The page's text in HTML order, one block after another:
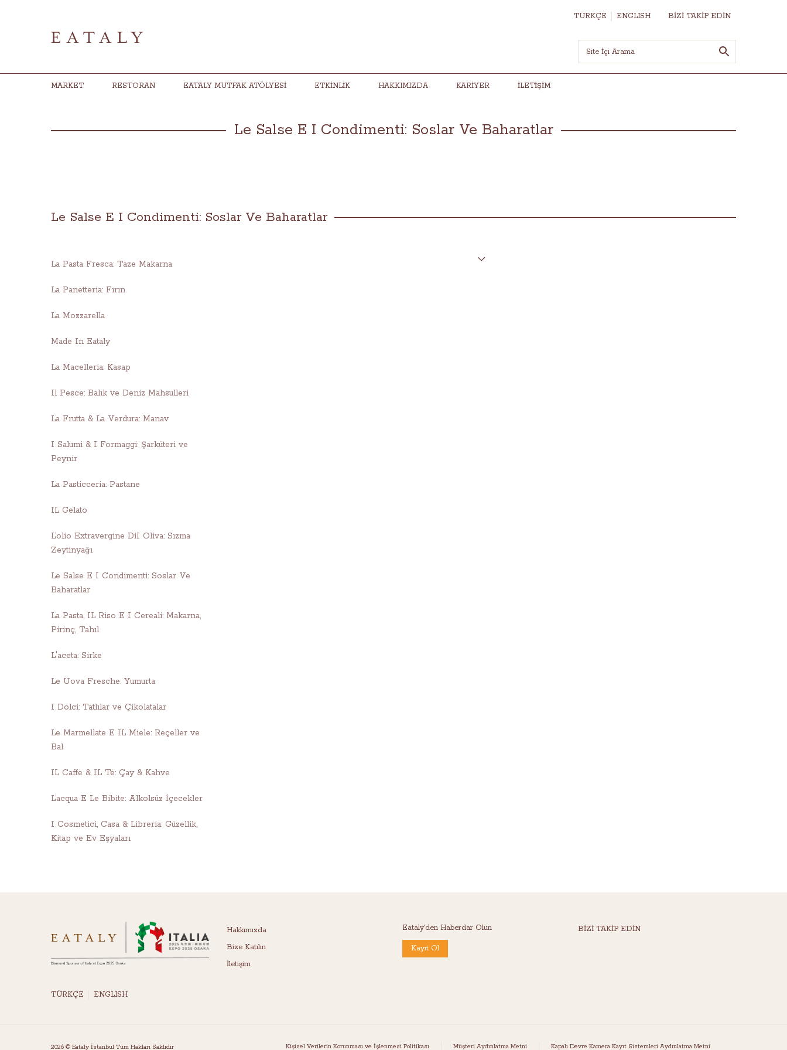
TÜRKÇE ENGLISH BİZİ TAKİP EDİN
MARKET RESTORAN EATALY MUTFAK ATÖLYESI ETKINLIK HAKKIMIZDA KARIYER İLETIŞIM
Le Salse E I Condimenti: Soslar Ve Baharatlar
Le Salse E I Condimenti: Soslar Ve Baharatlar
La Pasta Fresca: Taze Makarna
La Panetteria: Fırın
La Mozzarella
Made In Eataly
La Macelleria: Kasap
Il Pesce: Balık ve Deniz Mahsulleri
La Frutta & La Verdura: Manav
I Salumi & I Formaggi: Şarküteri ve
Peynir
La Pasticceria: Pastane
IL Gelato
L’olio Extravergine DiI Oliva: Sızma
Zeytinyağı
Le Salse E I Condimenti: Soslar Ve
Baharatlar
La Pasta, IL Riso E I Cereali: Makarna,
Pirinç, Tahıl
L'aceta: Sirke
Le Uova Fresche: Yumurta
I Dolci: Tatlılar ve Çikolatalar
Le Marmellate E IL Miele: Reçeller ve
Bal
IL Caffè & IL Tè: Çay & Kahve
L’acqua E Le Bibite: Alkolsüz İçecekler
I Cosmetici, Casa & Libreria: Güzellik,
Kitap ve Ev Eşyaları
TÜRKÇE ENGLISH
Hakkımızda
Bize Katılın
İletişim
Eataly'den Haberdar Olun
Kayıt Ol
BİZİ TAKİP EDİN
2026 © Eataly İstanbul Tüm Hakları Saklıdır Kişisel Verilerin Korunması ve İşlenmesi Politikası Müşteri Aydınlatma Metni Kapalı Devre Kamera Kayıt Sistemleri Aydınlatma Metni